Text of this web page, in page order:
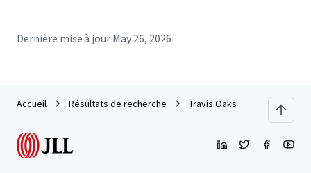
Dernière mise à jour May 26, 2026
Accueil Résultats de recherche Travis Oaks